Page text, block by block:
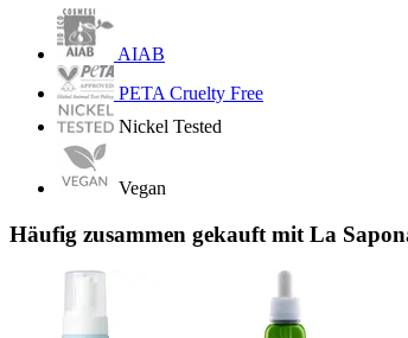
AIAB
PETA Cruelty Free
Nickel Tested
Vegan
Häufig zusammen gekauft mit La